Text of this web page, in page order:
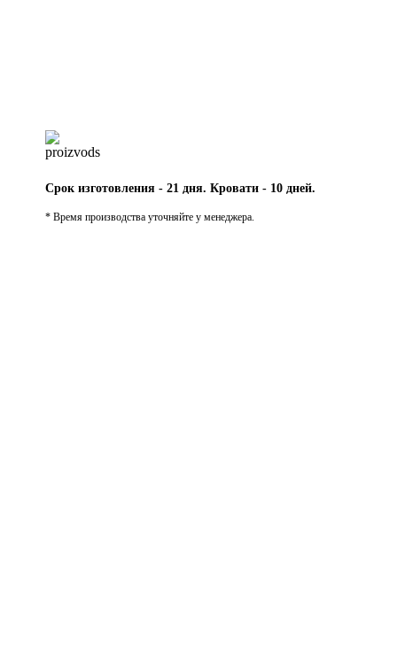
Срок изготовления - 21 дня. Кровати - 10 дней.
* Время производства уточняйте у менеджера.